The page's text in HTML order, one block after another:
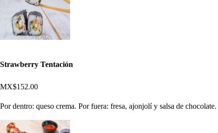
Strawberry Tentación
MX$152.00
Por dentro: queso crema. Por fuera: fresa, ajonjolí y salsa de chocolate.